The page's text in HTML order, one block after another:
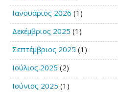
Ιανουάριος 2026 (1)
Δεκέμβριος 2025 (1)
Σεπτέμβριος 2025 (1)
Ιούλιος 2025 (2)
Ιούνιος 2025 (1)